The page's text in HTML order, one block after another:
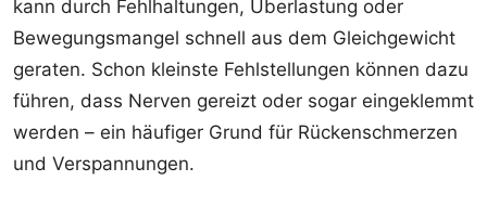
kann durch Fehlhaltungen, Überlastung oder
Bewegungsmangel schnell aus dem Gleichgewicht
geraten. Schon kleinste Fehlstellungen können dazu
führen, dass Nerven gereizt oder sogar eingeklemmt
werden – ein häufiger Grund für Rückenschmerzen
und Verspannungen.